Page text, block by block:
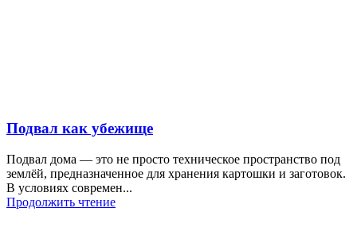
Подвал как убежище
Подвал дома — это не просто техническое пространство под
землёй, предназначенное для хранения картошки и заготовок.
В условиях современ...
Продолжить чтение